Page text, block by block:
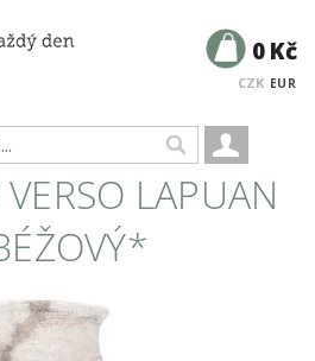
CZK EUR
0 Kč
LAPUAN